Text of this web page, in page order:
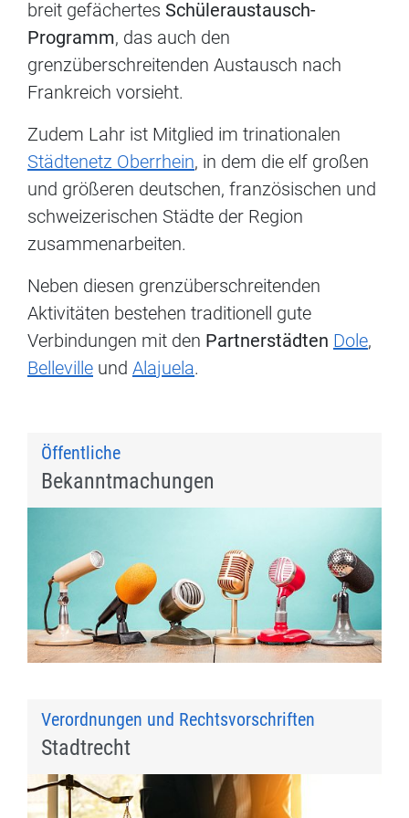
breit gefächertes Schüleraustausch-
Programm, das auch den
grenzüberschreitenden Austausch nach
Frankreich vorsieht.
Zudem Lahr ist Mitglied im trinationalen
Städtenetz Oberrhein, in dem die elf großen
und größeren deutschen, französischen und
schweizerischen Städte der Region
zusammenarbeiten.
Neben diesen grenzüberschreitenden
Aktivitäten bestehen traditionell gute
Verbindungen mit den Partnerstädten Dole,
Belleville und Alajuela.
Öffentliche
Bekanntmachungen
Verordnungen und Rechtsvorschriften
Stadtrecht